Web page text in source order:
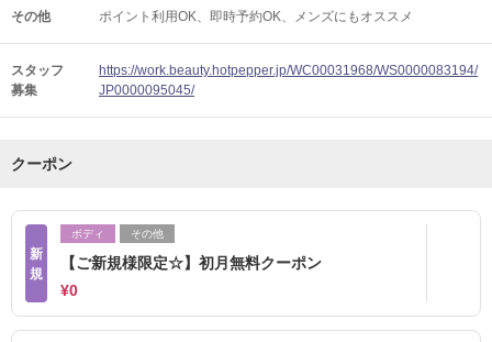
その他 ポイント利用OK 即時予約OK メンズにもオススメ
スタッフ
募集
https://work.beauty.hotpepper.jp/WC00031968/WS0000083194/
JP0000095045/
クーポン
新
規
ボディ その他
【ご新規様限定☆】初月無料クーポン
¥0